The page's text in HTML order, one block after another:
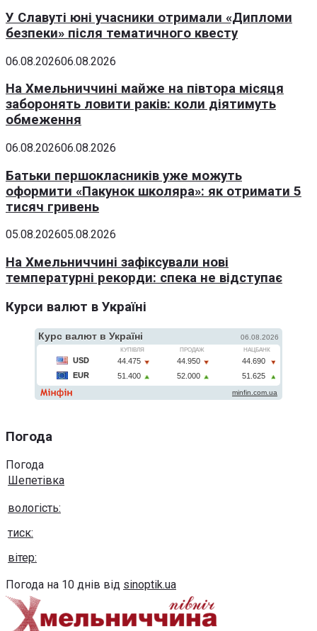
У Славуті юні учасники отримали «Дипломи
безпеки» після тематичного квесту
06.08.202606.08.2026
На Хмельниччині майже на півтора місяця
заборонять ловити раків: коли діятимуть
обмеження
06.08.202606.08.2026
Батьки першокласників уже можуть
оформити «Пакунок школяра»: як отримати 5
тисяч гривень
05.08.202605.08.2026
На Хмельниччині зафіксували нові
температурні рекорди: спека не відступає
Курси валют в Україні
Погода
Погода
Шепетівка
вологість:
тиск:
вітер:
Погода на 10 днів від sinoptik.ua